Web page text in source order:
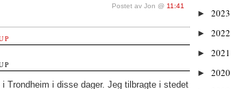
Postet av Jon @ 11:41
Trondheim i disse dager. Jeg tilbragte i stedet
► 2023
► 2022
► 2021
► 2020